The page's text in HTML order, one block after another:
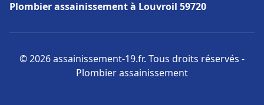
Plombier assainissement à Louvroil 59720
© 2026 assainissement-19.fr. Tous droits réservés -
Plombier assainissement